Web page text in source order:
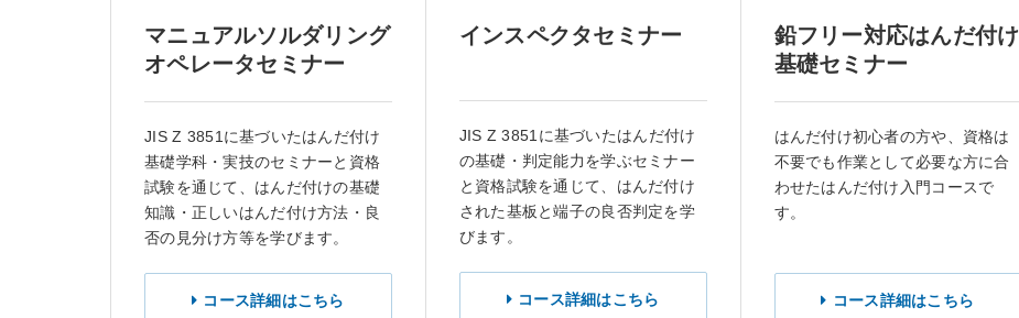
マニュアルソルダリング
オペレータセミナー
JIS Z 3851に基づいたはんだ付け
基礎学科・実技のセミナーと資格
試験を通じて、はんだ付けの基礎
知識・正しいはんだ付け方法・良
否の見分け方等を学びます。
コース詳細はこちら
インスペクタセミナー
JIS Z 3851に基づいたはんだ付け
の基礎・判定能力を学ぶセミナー
と資格試験を通じて、はんだ付け
された基板と端子の良否判定を学
びます。
コース詳細はこちら
鉛フリー対応はんだ付け
基礎セミナー
はんだ付け初心者の方や、資格は
不要でも作業として必要な方に合
わせたはんだ付け入門コースで
す。
コース詳細はこちら